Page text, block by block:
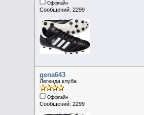
Оффлайн
Сообщений: 2299
gena643
Легенда клуба
Оффлайн
Сообщений: 2299